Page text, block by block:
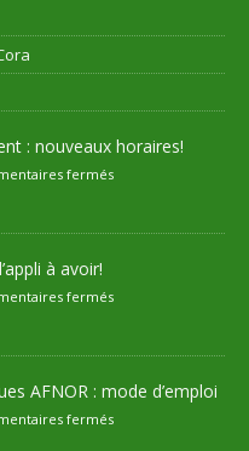
: nouveaux horaires!
fermés
à avoir!
fermés
AFNOR : mode d’emploi
fermés